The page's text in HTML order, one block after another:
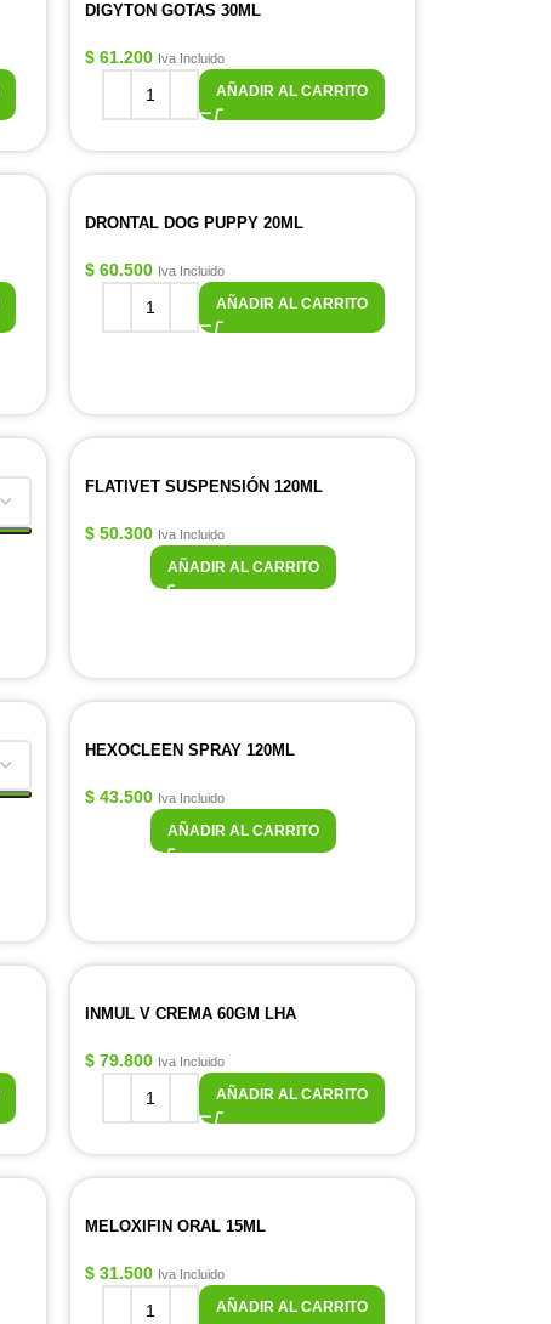
DIGYTON GOTAS 30ML
$ 61.200 Iva Incluido
AÑADIR AL CARRITO
DRONTAL DOG PUPPY 20ML
$ 60.500 Iva Incluido
AÑADIR AL CARRITO
FLATIVET SUSPENSIÓN 120ML
$ 50.300 Iva Incluido
AÑADIR AL CARRITO
HEXOCLEEN SPRAY 120ML
$ 43.500 Iva Incluido
AÑADIR AL CARRITO
INMUL V CREMA 60GM LHA
$ 79.800 Iva Incluido
AÑADIR AL CARRITO
MELOXIFIN ORAL 15ML
$ 31.500 Iva Incluido
AÑADIR AL CARRITO